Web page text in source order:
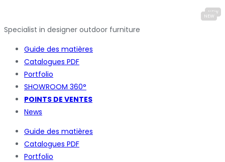
Specialist in designer outdoor furniture
Guide des matières
Catalogues PDF
Portfolio
SHOWROOM 360°
POINTS DE VENTES
News
Guide des matières
Catalogues PDF
Portfolio